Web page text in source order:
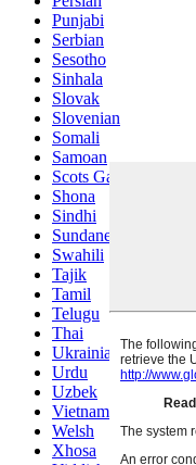
Punjabi
Serbian
Sesotho
Sinhala
Slovak
Slovenian
Somali
Samoan
Scots Gaelic
Shona
Sindhi
Sundanese
Swahili
Tajik
Tamil
Telugu
Thai
Ukrainian
Urdu
Uzbek
Vietnamese
Welsh
Xhosa